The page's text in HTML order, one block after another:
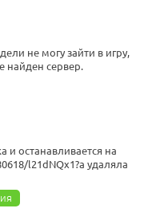
не могу зайти в игру,
найден сервер.
и останавливается на
l21dNQx1?a удаляла